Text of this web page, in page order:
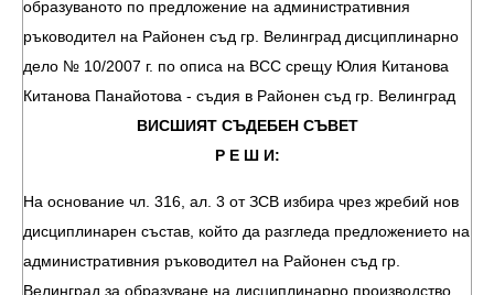
образуваното по предложение на административния
ръководител на Районен съд гр. Велинград дисциплинарно
дело № 10/2007 г. по описа на ВСС срещу Юлия Китанова
Китанова Панайотова - съдия в Районен съд гр. Велинград
ВИСШИЯТ СЪДЕБЕН СЪВЕТ
Р Е Ш И:
На основание чл. 316, ал. 3 от ЗСВ избира чрез жребий нов
дисциплинарен състав, който да разгледа предложението на
административния ръководител на Районен съд гр.
Велинград за образуване на дисциплинарно производство